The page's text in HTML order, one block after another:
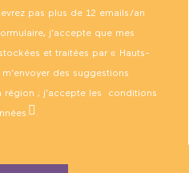
pas plus de 12 emails/an
j’accepte que mes
et traitées par « Hauts-
des suggestions
région ; j’accepte les conditions
.